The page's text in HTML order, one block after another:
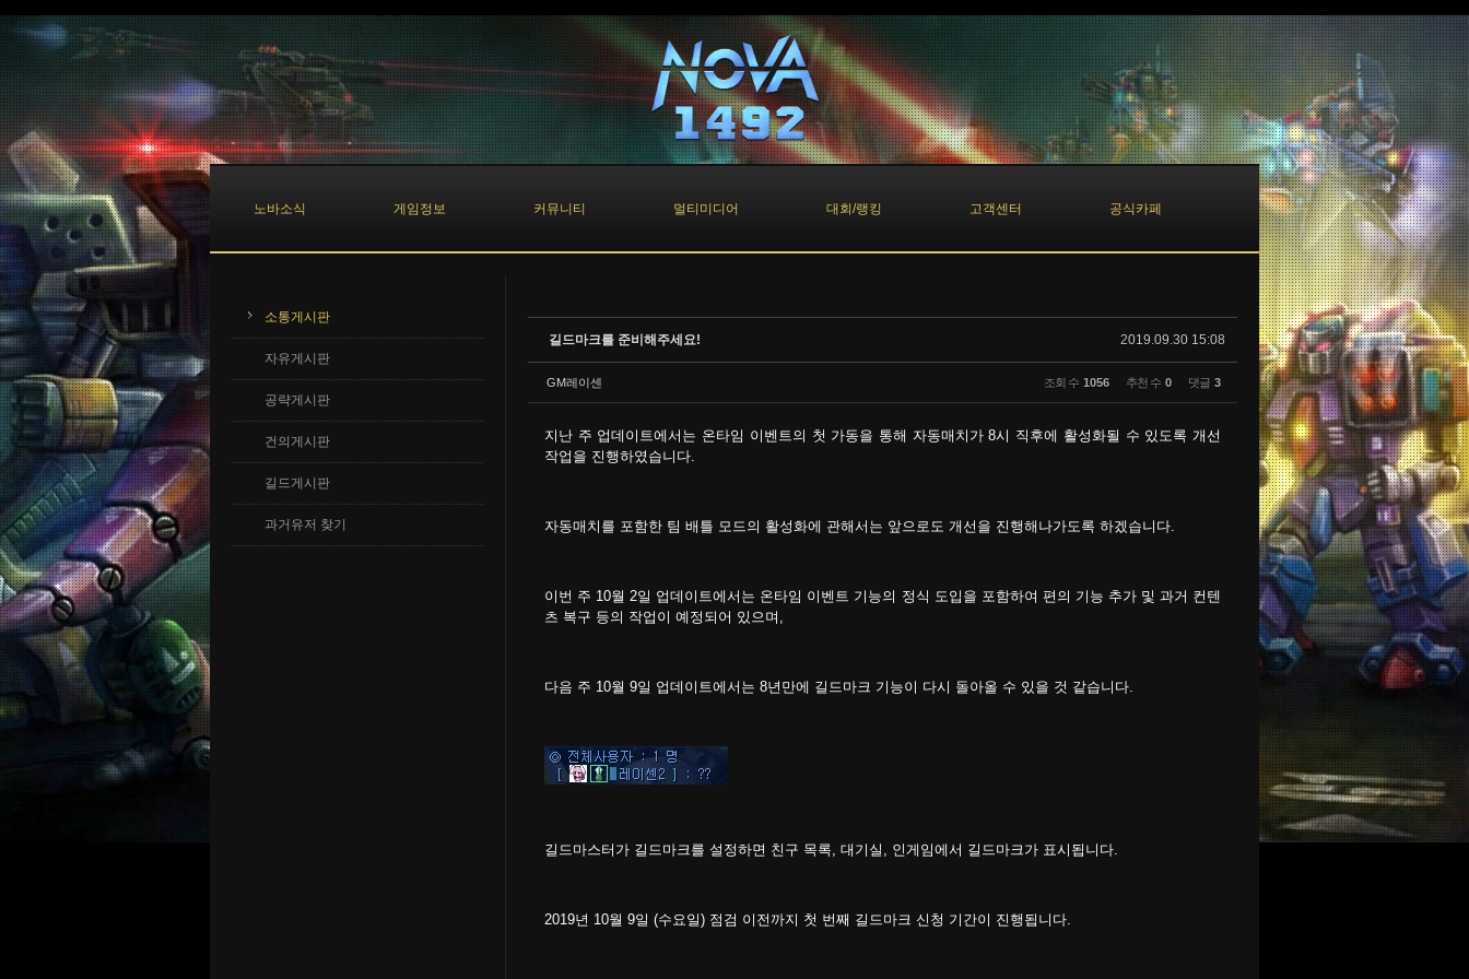
노바소식 게임정보 커뮤니티 멀티미디어 대회/랭킹 고객센터 공식카페
소통게시판
자유게시판
공략게시판
건의게시판
길드게시판
과거유저 찾기
2019.09.30 15:08
길드마크를 준비해주세요!
GM레이센 조회 수 1056 추천 수 0 댓글 3
지난 주 업데이트에서는 온타임 이벤트의 첫 가동을 통해 자동매치가 8시 직후에 활성화될 수 있도록 개선
작업을 진행하였습니다.
자동매치를 포함한 팀 배틀 모드의 활성화에 관해서는 앞으로도 개선을 진행해나가도록 하겠습니다.
이번 주 10월 2일 업데이트에서는 온타임 이벤트 기능의 정식 도입을 포함하여 편의 기능 추가 및 과거 컨텐
츠 복구 등의 작업이 예정되어 있으며,
다음 주 10월 9일 업데이트에서는 8년만에 길드마크 기능이 다시 돌아올 수 있을 것 같습니다.
길드마스터가 길드마크를 설정하면 친구 목록, 대기실, 인게임에서 길드마크가 표시됩니다.
2019년 10월 9일 (수요일) 점검 이전까지 첫 번째 길드마크 신청 기간이 진행됩니다.
Sketchbook5, 스케치북5
Sketchbook5, 스케치북5